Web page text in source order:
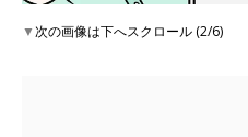
▼次の画像は下へスクロール (2/6)